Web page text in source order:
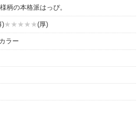
柄の本格派はっぴ。
)★★★★★(厚)
ラー